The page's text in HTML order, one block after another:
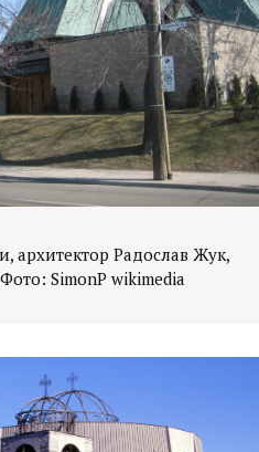
архитектор Радослав Жук,
SimonP wikimedia